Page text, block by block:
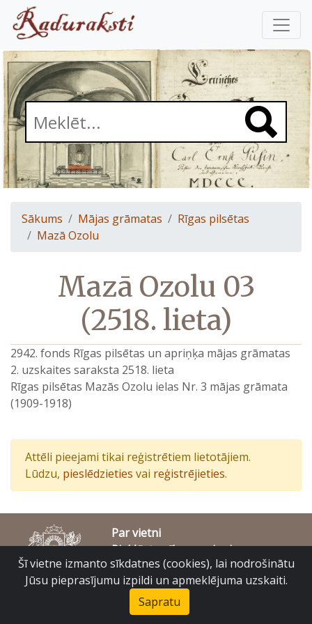
Sākums Mājas grāmatas
Rīgas pilsētas
Mazā Ozolu
Mazā Ozolu 03
(2518. lieta)
2942. fonds Rīgas pilsētas un apriņķa mājas grāmatas
2. uzskaites saraksta 2518. lieta
Rīgas pilsētas Mazās Ozolu ielas Nr. 3 mājas grāmata
(1909-1918)
Attēli pieejami tikai reģistrētiem lietotājiem.
Lūdzu, pieslēdzieties vai reģistrējieties.
Par vietni
Piekļūstamības paziņojums
© Latvijas Valsts vēstures arhīvs 2007-2026
Slokas iela 16, Rīga, LV – 1048
raduraksti@arhivi.gov.lv
Šī vietne izmanto sīkdatnes (cookies), lai nodrošinātu
Jūsu pieprasījumu izpildi un apmeklējuma uzskaiti.
Sapratu